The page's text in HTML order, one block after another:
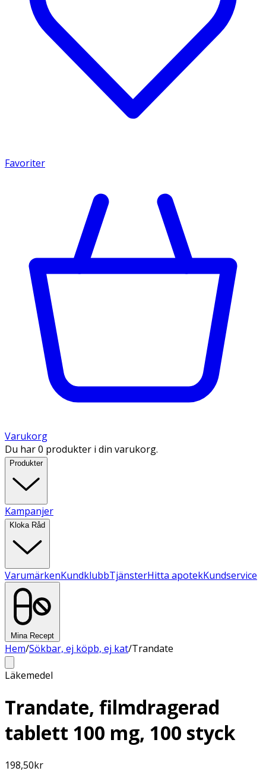
Favoriter
Varukorg
Du har 0 produkter i din varukorg.
Produkter
Kampanjer
Kloka Råd
VarumärkenKundklubbTjänsterHitta apotekKundservice
Mina Recept
Hem/Sökbar, ej köpb, ej kat/Trandate
Läkemedel
Trandate, filmdragerad
tablett 100 mg, 100 styck
198,50kr